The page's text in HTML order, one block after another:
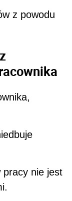
z powodu
pracy nie jest